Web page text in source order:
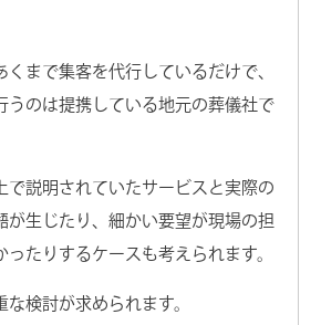
くまで集客を代行しているだけで、
うのは提携している地元の葬儀社で
で説明されていたサービスと実際の
が生じたり、細かい要望が現場の担
ったりするケースも考えられます。
検討が求められます。